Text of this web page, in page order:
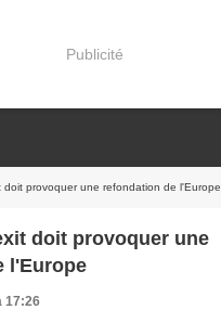
Publicité
doit provoquer une refondation de l'Europe
doit provoquer une
l'Europe
17:26